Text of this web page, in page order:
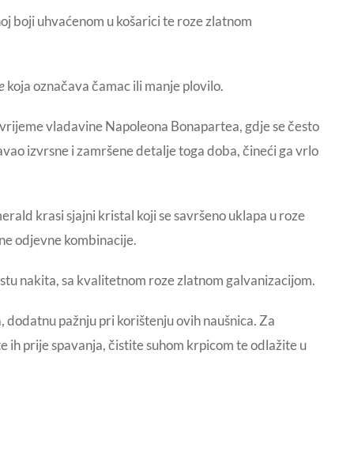
boji uhvaćenom u košarici te roze zlatnom
koja označava čamac ili manje plovilo.
vladavine Napoleona Bonapartea, gdje se često
izvrsne i zamršene detalje toga doba, čineći ga vrlo
krasi sjajni kristal koji se savršeno uklapa u roze
odjevne kombinacije.
nakita, sa kvalitetnom roze zlatnom galvanizacijom.
pažnju pri korištenju ovih naušnica. Za
ih prije spavanja, čistite suhom krpicom te odlažite u